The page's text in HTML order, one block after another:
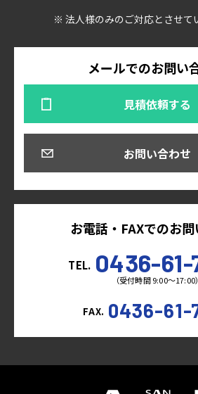
※ 法人様のみのご対応とさせて
メールでのお問い
見積依頼する
お問い合わせ
お電話・FAXでのお
TEL. 0436-61-
（受付時間 9:00～17:00）
FAX. 0436-61-